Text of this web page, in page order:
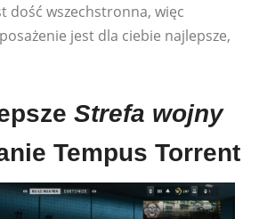
dość wszechstronna, więc
jest dla ciebie najlepsze,
Strefa wojny
Tempus Torrent